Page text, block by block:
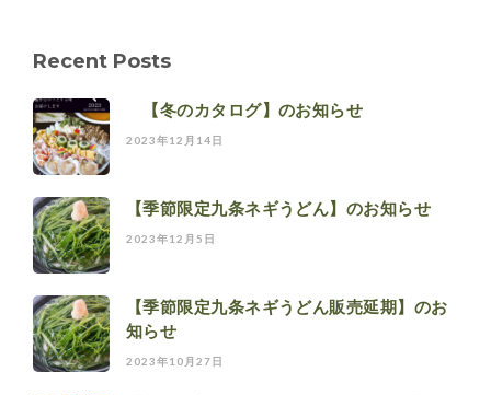
Recent Posts
【冬のカタログ】のお知らせ
2023年12月14日
【季節限定九条ネギうどん】のお知らせ
2023年12月5日
【季節限定九条ネギうどん販売延期】のお
知らせ
2023年10月27日